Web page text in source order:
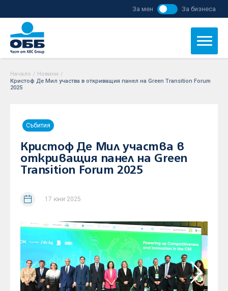
За мен За бизнеса
Начало / Новини /
Кристоф Де Мил участва в откриващия панел на Green Transition Forum
2025
Събития
Кристоф Де Мил участва в
откриващия панел на Green
Transition Forum 2025
17 юни 2025